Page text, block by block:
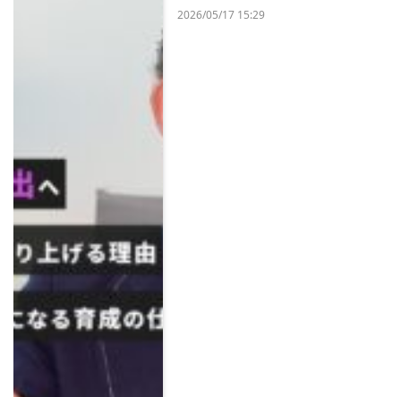
2026/05/17 15:29